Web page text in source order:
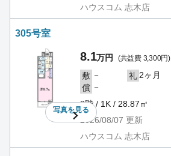
ハウスコム 志木店
305号室
写真を見る
8.1万円 (共益費 3,300円)
敷 － 礼 2ヶ月
償 －
3階 / 1K / 28.87㎡
2026/08/07 更新
ハウスコム 志木店